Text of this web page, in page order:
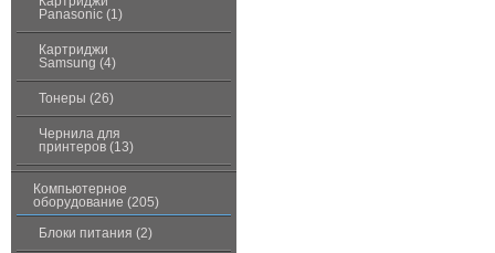
Panasonic (1)
Картриджи
Samsung (4)
Тонеры (26)
Чернила для
принтеров (13)
Компьютерное
оборудование (205)
Блоки питания (2)